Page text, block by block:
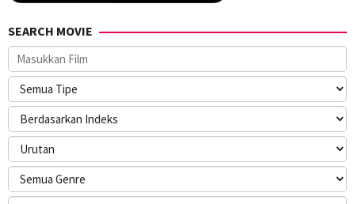
SEARCH MOVIE